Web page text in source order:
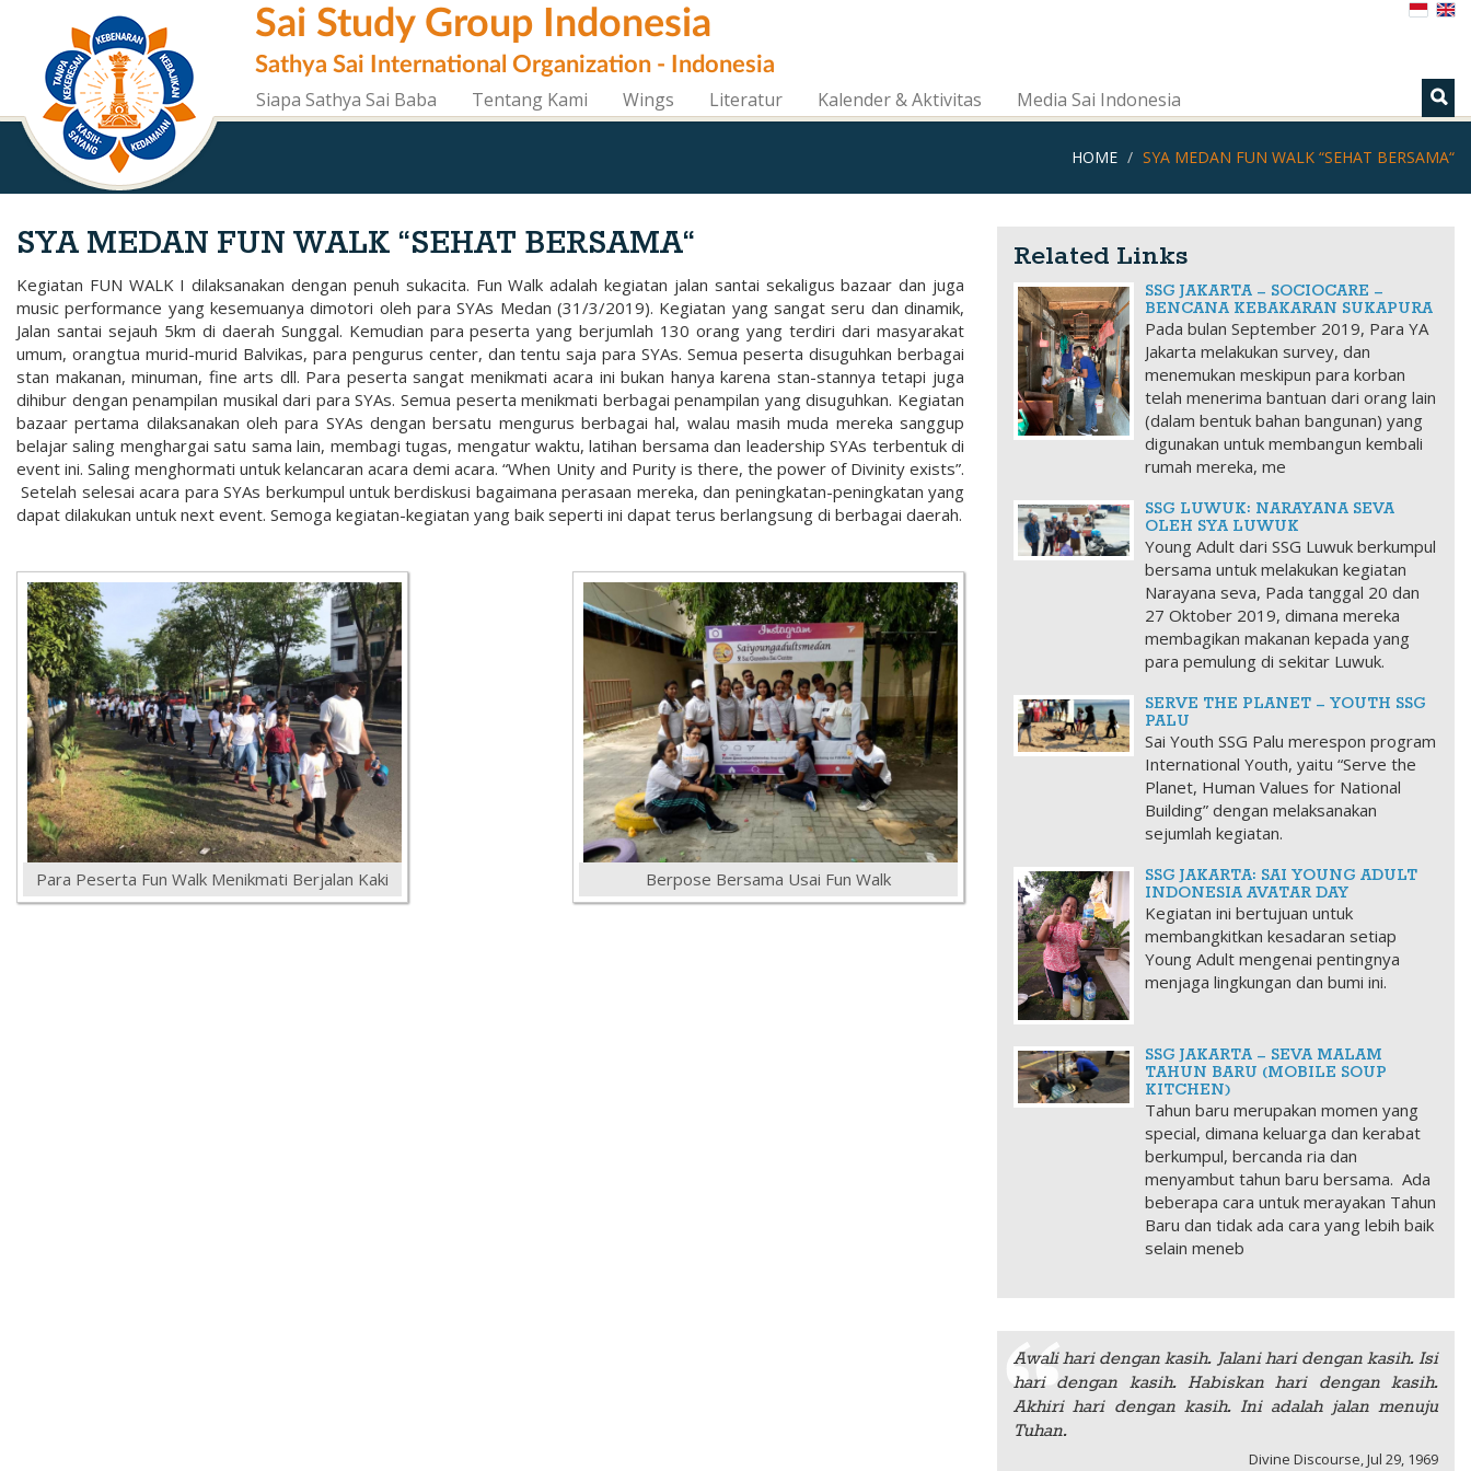
content
Sai Study Group Indonesia
Sathya Sai International Organization - Indonesia
Siapa Sathya Sai Baba
Tentang Kami Wings Literatur Kalender & Aktivitas Media Sai Indonesia
HOME SYA MEDAN FUN WALK “SEHAT BERSAMA“
SYA MEDAN FUN WALK “SEHAT BERSAMA“
Kegiatan FUN WALK I dilaksanakan dengan penuh sukacita. Fun Walk adalah kegiatan jalan santai sekaligus bazaar dan juga
music performance yang kesemuanya dimotori oleh para SYAs Medan (31/3/2019). Kegiatan yang sangat seru dan dinamik,
Jalan santai sejauh 5km di daerah Sunggal. Kemudian para peserta yang berjumlah 130 orang yang terdiri dari masyarakat
umum, orangtua murid-murid Balvikas, para pengurus center, dan tentu saja para SYAs. Semua peserta disuguhkan berbagai
stan makanan, minuman, fine arts dll. Para peserta sangat menikmati acara ini bukan hanya karena stan-stannya tetapi juga
dihibur dengan penampilan musikal dari para SYAs. Semua peserta menikmati berbagai penampilan yang disuguhkan. Kegiatan
bazaar pertama dilaksanakan oleh para SYAs dengan bersatu mengurus berbagai hal, walau masih muda mereka sanggup
belajar saling menghargai satu sama lain, membagi tugas, mengatur waktu, latihan bersama dan leadership SYAs terbentuk di
event ini. Saling menghormati untuk kelancaran acara demi acara. “When Unity and Purity is there, the power of Divinity exists”.
Setelah selesai acara para SYAs berkumpul untuk berdiskusi bagaimana perasaan mereka, dan peningkatan-peningkatan yang
dapat dilakukan untuk next event. Semoga kegiatan-kegiatan yang baik seperti ini dapat terus berlangsung di berbagai daerah.
Para Peserta Fun Walk Menikmati Berjalan Kaki Berpose Bersama Usai Fun Walk
Related Links
SSG JAKARTA – SOCIOCARE –
BENCANA KEBAKARAN SUKAPURA
Pada bulan September 2019, Para YA
Jakarta melakukan survey, dan
menemukan meskipun para korban
telah menerima bantuan dari orang lain
(dalam bentuk bahan bangunan) yang
digunakan untuk membangun kembali
rumah mereka, me
SSG LUWUK: NARAYANA SEVA
OLEH SYA LUWUK
Young Adult dari SSG Luwuk berkumpul
bersama untuk melakukan kegiatan
Narayana seva, Pada tanggal 20 dan
27 Oktober 2019, dimana mereka
membagikan makanan kepada yang
para pemulung di sekitar Luwuk.
SERVE THE PLANET – YOUTH SSG
PALU
Sai Youth SSG Palu merespon program
International Youth, yaitu “Serve the
Planet, Human Values for National
Building” dengan melaksanakan
sejumlah kegiatan.
SSG JAKARTA: SAI YOUNG ADULT
INDONESIA AVATAR DAY
Kegiatan ini bertujuan untuk
membangkitkan kesadaran setiap
Young Adult mengenai pentingnya
menjaga lingkungan dan bumi ini.
SSG JAKARTA – SEVA MALAM
TAHUN BARU (MOBILE SOUP
KITCHEN)
Tahun baru merupakan momen yang
special, dimana keluarga dan kerabat
berkumpul, bercanda ria dan
menyambut tahun baru bersama. Ada
beberapa cara untuk merayakan Tahun
Baru dan tidak ada cara yang lebih baik
selain meneb
Awali hari dengan kasih. Jalani hari dengan kasih. Isi
hari dengan kasih. Habiskan hari dengan kasih.
Akhiri hari dengan kasih. Ini adalah jalan menuju
Tuhan.
Divine Discourse, Jul 29, 1969